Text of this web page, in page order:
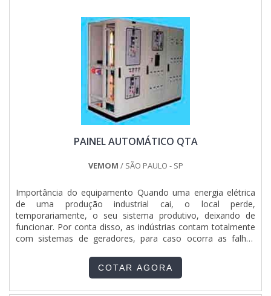
PAINEL AUTOMÁTICO QTA
VEMOM / SÃO PAULO - SP
Importância do equipamento Quando uma energia elétrica
de uma produção industrial cai, o local perde,
temporariamente, o seu sistema produtivo, deixando de
funcionar. Por conta disso, as indústrias contam totalmente
com sistemas de geradores, para caso ocorra as falhas
produção, garantindo que a energia elétrica dê continuidade
às tarefas. Utilização do painel automático qta Os geradores
COTAR AGORA